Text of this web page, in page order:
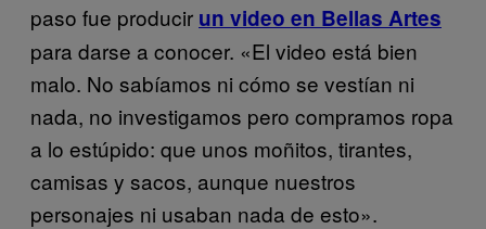
paso fue producir un video en Bellas Artes
para darse a conocer. «El video está bien
malo. No sabíamos ni cómo se vestían ni
nada, no investigamos pero compramos ropa
a lo estúpido: que unos moñitos, tirantes,
camisas y sacos, aunque nuestros
personajes ni usaban nada de esto».